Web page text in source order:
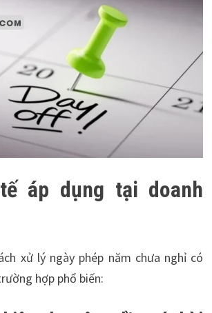
áp dụng tại doanh
xử lý ngày phép năm chưa nghỉ có
hợp phổ biến: